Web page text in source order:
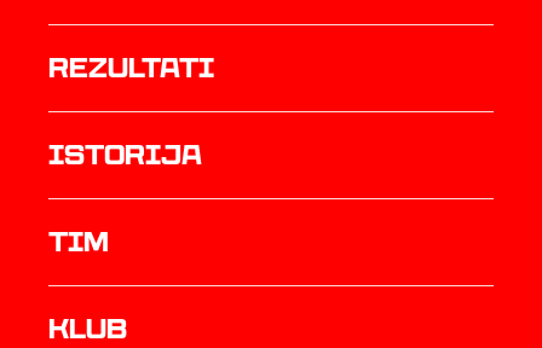
rezultati
istorija
TIM
Klub